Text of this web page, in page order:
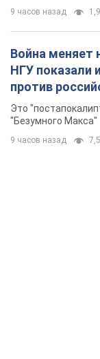
9 часов назад
Война меняет
НГУ показали
против
Фото
Это
"Безумного Макса"
9 часов назад